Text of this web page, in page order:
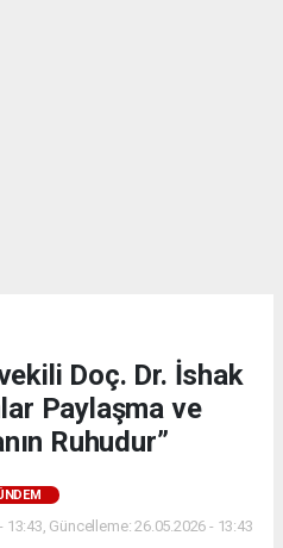
Doç. Dr. İshak
Paylaşma ve
Ruhudur”
13:43, Güncelleme: 26.05.2026 - 13:43